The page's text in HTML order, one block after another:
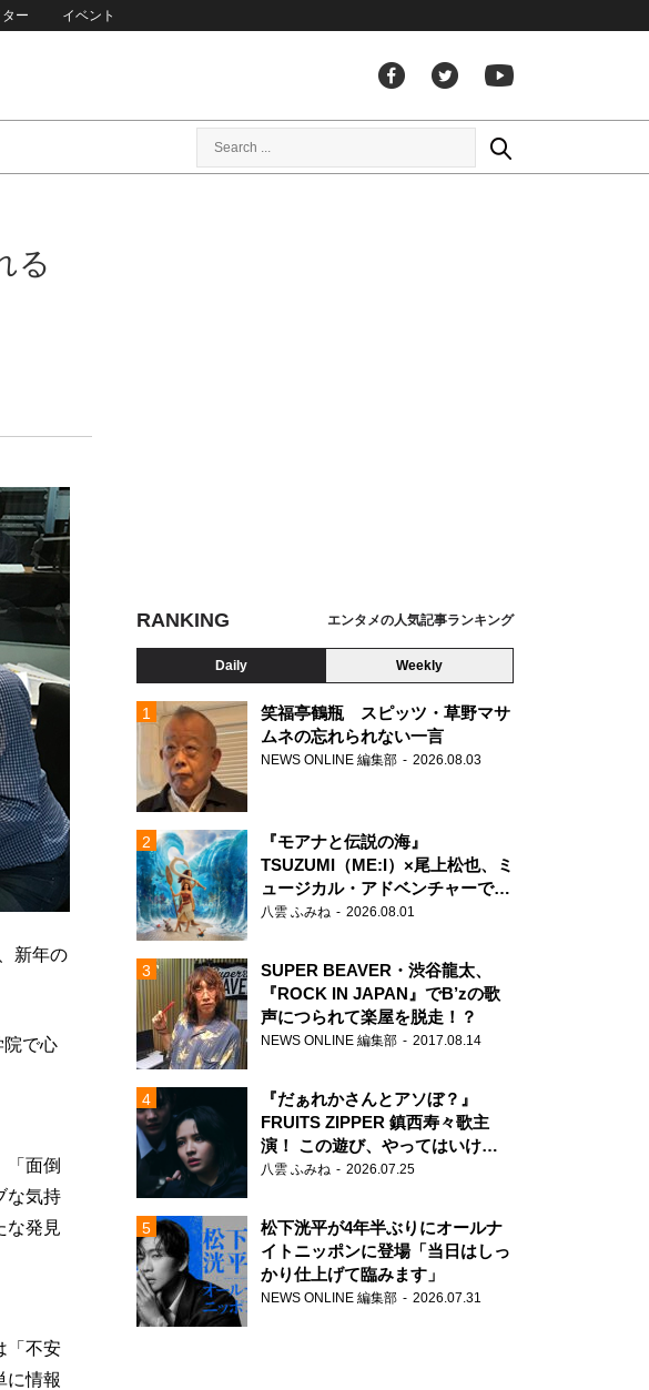
ー イベント
る
新年の
院で心
「面倒
な気持
な発見
「不安
に情報
RANKING エンタメの人気記事ランキング
Daily Weekly
笑福亭鶴瓶 スピッツ・草野マサ
ムネの忘れられない一言
NEWS ONLINE 編集部 2026.08.03
『モアナと伝説の海』
TSUZUMI（ME:I）×尾上松也、ミ
ュージカル・アドベンチャーで美
声を響かせる
八雲 ふみね 2026.08.01
SUPER BEAVER・渋谷龍太、
『ROCK IN JAPAN』でB’zの歌
声につられて楽屋を脱走！？
NEWS ONLINE 編集部 2017.08.14
『だぁれかさんとアソぼ？』
FRUITS ZIPPER 鎮西寿々歌主
演！ この遊び、やってはいけま
せん。
八雲 ふみね 2026.07.25
松下洸平が4年半ぶりにオールナ
イトニッポンに登場「当日はしっ
かり仕上げて臨みます」
NEWS ONLINE 編集部 2026.07.31